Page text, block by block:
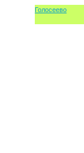
Голосеево